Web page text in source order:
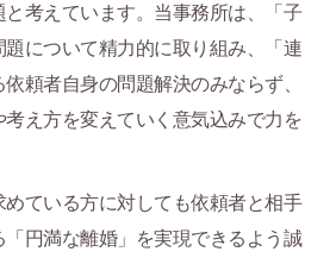
考えています。当事務所は、「子
について精力的に取り組み、「連
頼者自身の問題解決のみならず、
え方を変えていく意気込みで力を
めている方に対しても依頼者と相手
円満な離婚」を実現できるよう誠